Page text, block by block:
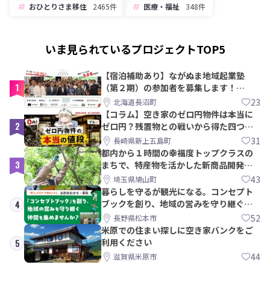
おひとりさま移住
2465件 医療・福祉 348件
いま見られているプロジェクトTOP5
1
【宿泊補助あり】ながぬま地域起業塾
（第２期）の参加者を募集します！
【8/21〆】
北海道長沼町 23
2
【コラム】空き家のゼロ円物件は本当に
ゼロ円？残置物との戦いから得た四つの
教訓｜新上五島町
長崎県新上五島町 31
3
都内から１時間の幸福度トップクラスの
まちで、特産物を活かした新商品開発＆
PRメンバー募集！
埼玉県鳩山町 43
4
暮らしを守るが観光になる。コンセプト
ブックを創り、地域の営みを守り継ぐ仲
間を集めませんか？
長野県松本市 52
5
米原での住まい探しに空き家バンクをご
利用ください
滋賀県米原市 44